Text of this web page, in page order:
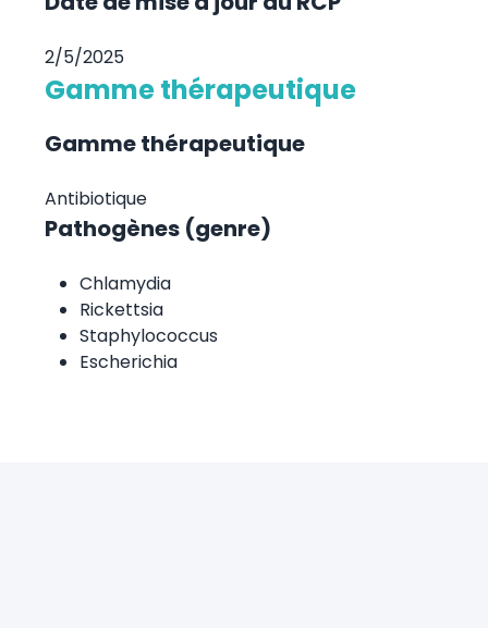
2/5/2025
Gamme thérapeutique
Gamme thérapeutique
Antibiotique
Pathogènes (genre)
Chlamydia
Rickettsia
Staphylococcus
Escherichia